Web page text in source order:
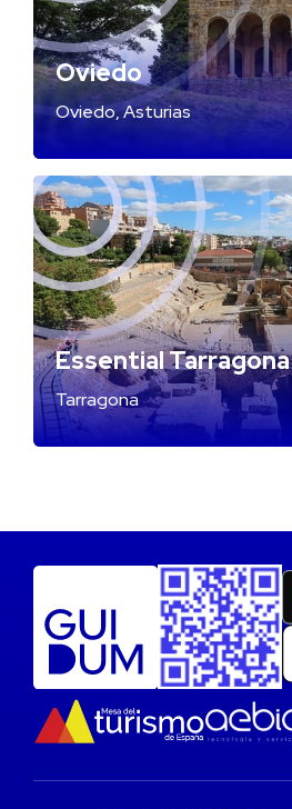
Oviedo
Oviedo, Asturias
Essential Tarragona
Tarragona